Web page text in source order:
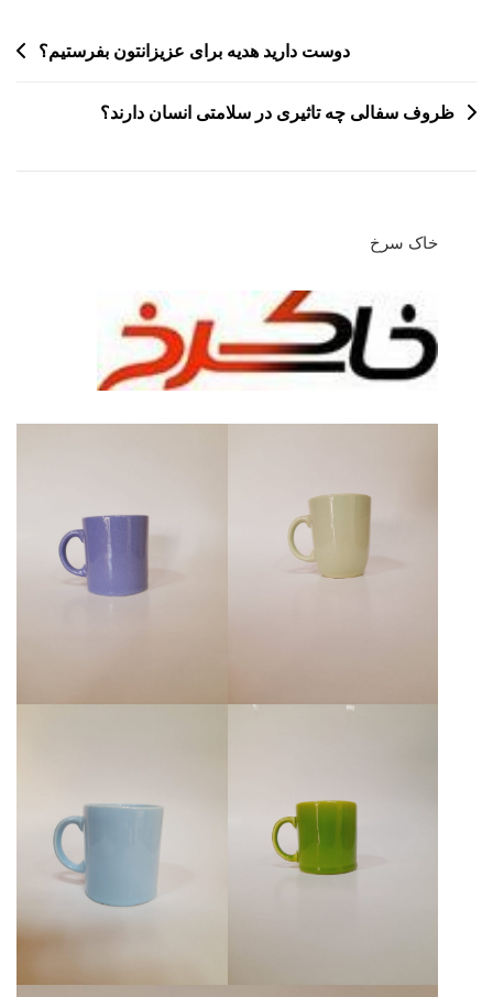
دوست دارید هدیه برای عزیزانتون بفرستیم؟
ظروف سفالی چه تاثیری در سلامتی انسان دارند؟
خاک سرخ